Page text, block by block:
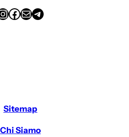
Facebook Email Telegram
Sitemap
Chi Siamo